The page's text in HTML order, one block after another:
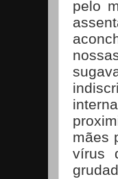
pelo
mães
vírus